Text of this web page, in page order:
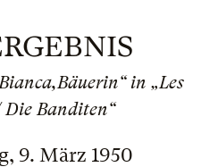
in „Les
Banditen“
9. März 1950